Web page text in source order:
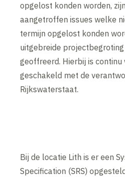
opgelost konden worden,
aangetroffen issues welke
termijn opgelost konden
uitgebreide
geoffreerd. Hierbij is continu
geschakeld met de
Rijkswaterstaat.
Bij de locatie Lith is er een
Specification (SRS)